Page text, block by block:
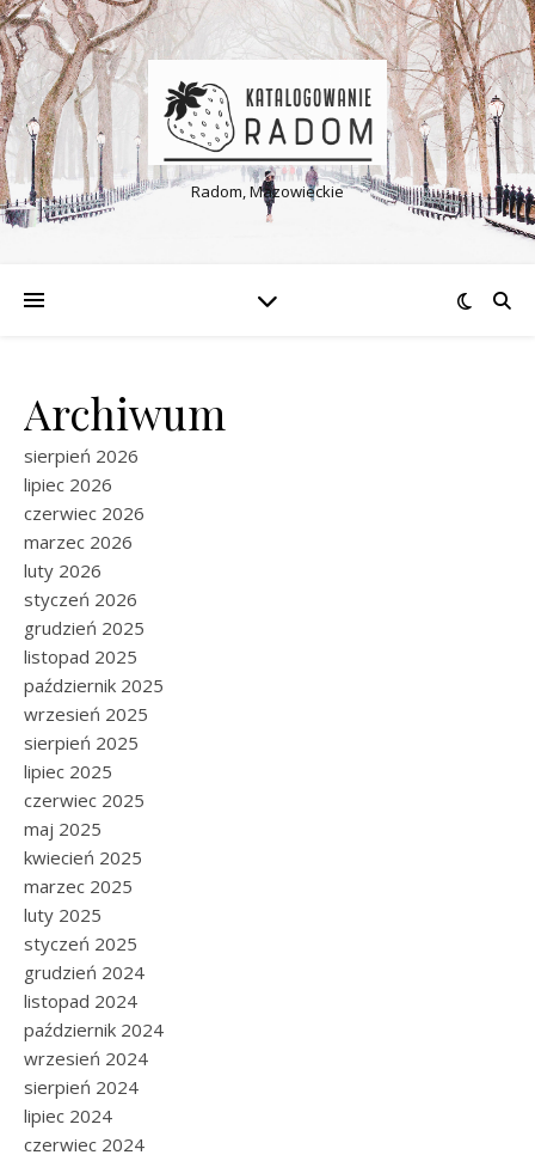
Radom, Mazowieckie
Archiwum
sierpień 2026
lipiec 2026
czerwiec 2026
marzec 2026
luty 2026
styczeń 2026
grudzień 2025
listopad 2025
październik 2025
wrzesień 2025
sierpień 2025
lipiec 2025
czerwiec 2025
maj 2025
kwiecień 2025
marzec 2025
luty 2025
styczeń 2025
grudzień 2024
listopad 2024
październik 2024
wrzesień 2024
sierpień 2024
lipiec 2024
czerwiec 2024